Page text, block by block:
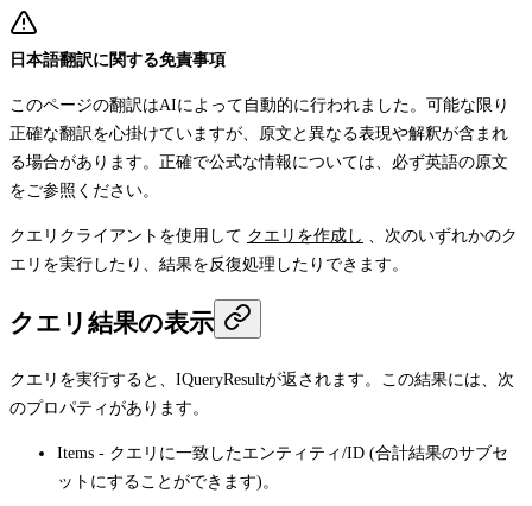
日本語翻訳に関する免責事項
このページの翻訳はAIによって自動的に行われました。可能な限り
正確な翻訳を心掛けていますが、原文と異なる表現や解釈が含まれ
る場合があります。正確で公式な情報については、必ず英語の原文
をご参照ください。
クエリクライアントを使用して クエリを作成し
、次のいずれかのク
エリを実行したり、結果を反復処理したりできます。
クエリ結果の表示
クエリを実行すると、 IQueryResultが返されます。この結果には、次
のプロパティがあります。
Items - クエリに一致したエンティティ/ID (合計結果のサブセ
ットにすることができます)。